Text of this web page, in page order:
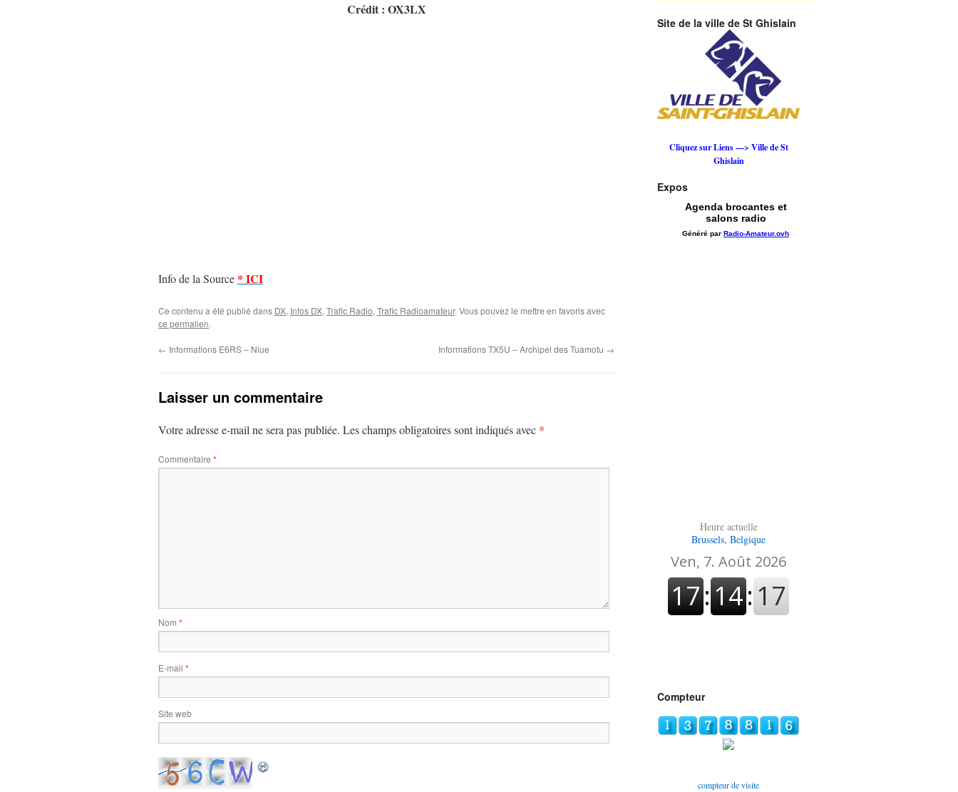
Crédit : OX3LX
Info de la Source * ICI
Ce contenu a été publié dans DX, Infos DX, Trafic Radio, Trafic Radioamateur. Vous pouvez le mettre en favoris avec
ce permalien.
← Informations E6RS – Niue Informations TX5U – Archipel des Tuamotu →
Laisser un commentaire
Votre adresse e-mail ne sera pas publiée. Les champs obligatoires sont indiqués avec *
Commentaire *
Nom *
E-mail *
Site web
Site de la ville de St Ghislain
Cliquez sur Liens —> Ville de St
Ghislain
Expos
Heure actuelle
Brussels, Belgique
Compteur
compteur de visite